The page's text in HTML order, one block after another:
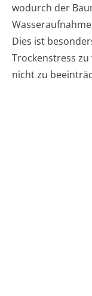
wodurch der
Dies ist
Trockenstress
nicht zu